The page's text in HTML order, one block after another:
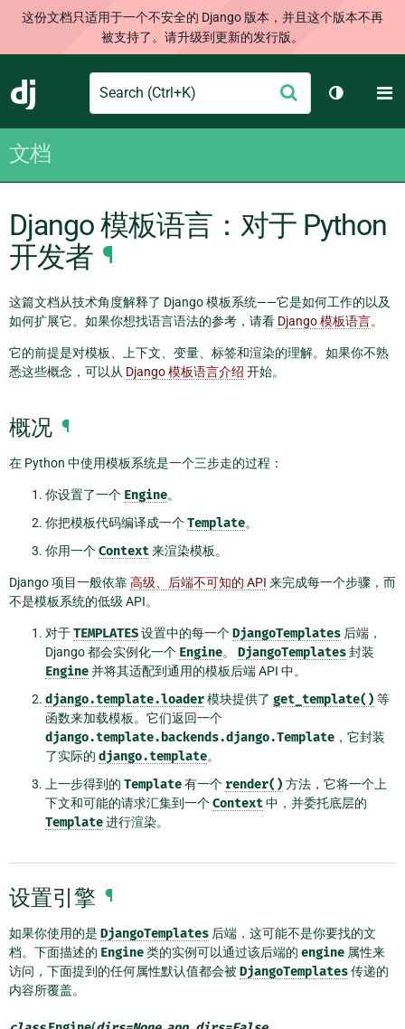
这份文档只适用于一个不安全的 Django 版本，并且这个版本不再
被支持了。请升级到更新的发行版。
Django
Search
交
切换主题
文档
Django 模板语言：对于 Python
开发者 ¶
这篇文档从技术角度解释了 Django 模板系统——它是如何工作的以及
如何扩展它。如果你想找语言语法的参考，请看 Django 模板语言。
它的前提是对模板、上下文、变量、标签和渲染的理解。如果你不熟
悉这些概念，可以从 Django 模板语言介绍 开始。
概况 ¶
在 Python 中使用模板系统是一个三步走的过程：
你设置了一个 Engine。
你把模板代码编译成一个Template。
你用一个Context来渲染模板。
Django 项目一般依靠高级、后端不可知的 API 来完成每一个步骤，而
不是模板系统的低级 API。
对于TEMPLATES设置中的每一个DjangoTemplates 后端，
Django 都会实例化一个 Engine。 DjangoTemplates封装
Engine并将其适配到通用的模板后端 API 中。
django.template.loader模块提供了 get_template() 等
函数来加载模板。它们返回一个
django.template.backends.django.Template ，它封装
了实际的 django.template。
上一步得到的 Template有一个 render() 方法，它将一个上
下文和可能的请求汇集到一个Context中，并委托底层的
Template进行渲染。
设置引擎 ¶
如果你使用的是 DjangoTemplates 后端，这可能不是你要找的文
档。下面描述的 Engine类的实例可以通过该后端的 engine 属性来
访问，下面提到的任何属性默认值都会被 DjangoTemplates传递的
内容所覆盖。